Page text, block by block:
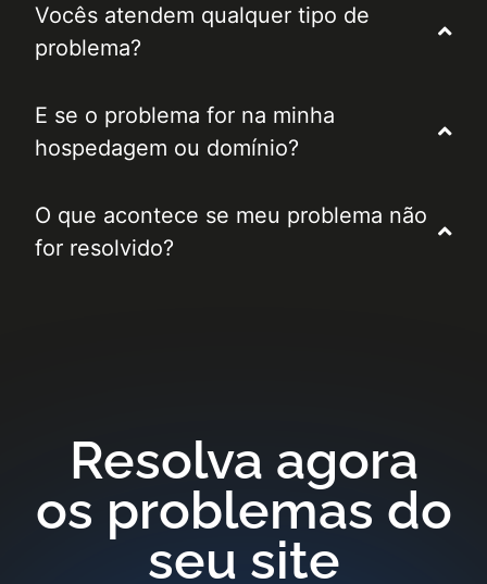
Vocês atendem qualquer tipo de
problema?
E se o problema for na minha
hospedagem ou domínio?
O que acontece se meu problema não
for resolvido?
Resolva agora
os problemas do
seu site